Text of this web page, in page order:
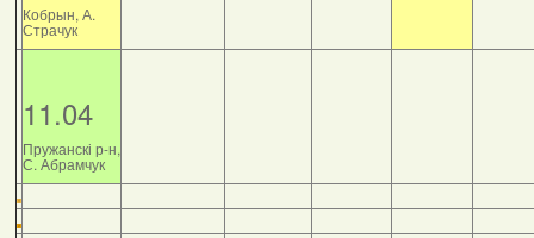
Кобрын, А.
Страчук
11.04
Пружанскі р-н,
С. Абрамчук